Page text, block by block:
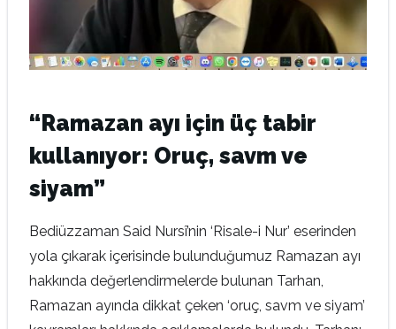
“Ramazan ayı için üç tabir
kullanıyor: Oruç, savm ve
siyam”
Bediüzzaman Said Nursî’nin ‘Risale-i Nur’ eserinden
yola çıkarak içerisinde bulunduğumuz Ramazan ayı
hakkında değerlendirmelerde bulunan Tarhan,
Ramazan ayında dikkat çeken ‘oruç, savm ve siyam’